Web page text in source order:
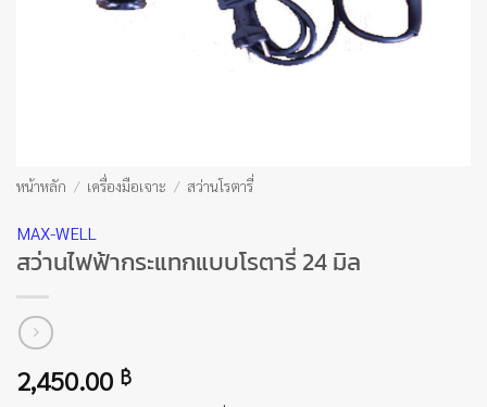
หน้าหลัก / เครื่องมือเจาะ / สว่านโรตารี่
MAX-WELL
สว่านไฟฟ้ากระแทกแบบโรตารี่ 24 มิล
2,450.00 ฿